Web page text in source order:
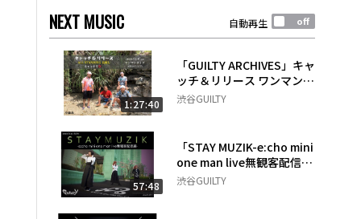
NEXT MUSIC 自動再生
1:27:40
「GUILTY ARCHIVES」キャ
ッチ＆リリース ワンマンラ
イブ「キャッチリ祭～ALL
渋谷GUILTY
57:48
「STAY MUZIK-e:cho mini
one man live無観客配信
編-」
渋谷GUILTY